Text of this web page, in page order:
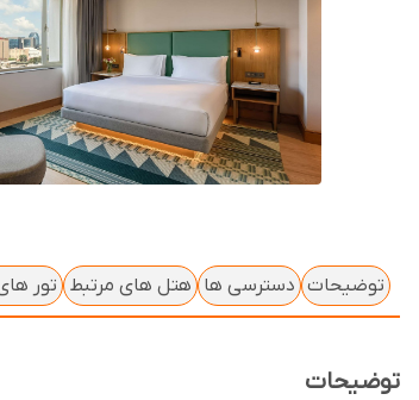
توضیحات دسترسی ها هتل های مرتبط تور
توضیحات